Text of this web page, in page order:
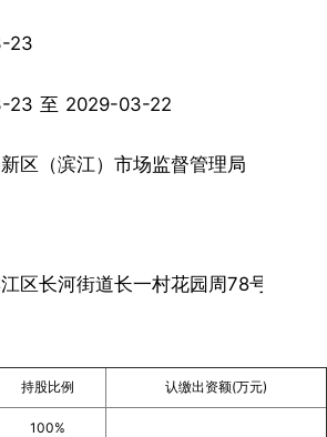
23
2009-03-23 至 2029-03-22
区（滨江）市场监督管理局
区长河街道长一村花园周78号
持股比例 认缴出资额(万元)
100%